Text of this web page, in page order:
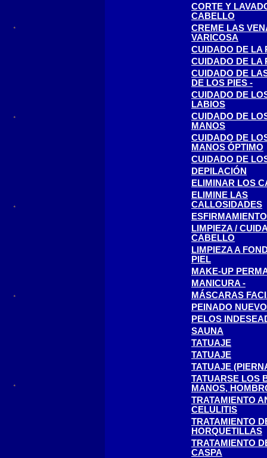
CORTE Y
CABELLO
CREME LAS
VARICOSA
CUIDADO DE LA
CUIDADO DE LA
CUIDADO DE
DE LOS PIES -
CUIDADO DE
LABIOS
CUIDADO DE
MANOS
CUIDADO DE
MANOS ÓPTIMO
CUIDADO DE
DEPILACIÓN
ELIMINAR LOS
ELIMINE LAS
CALLOSIDADES
LIMPIEZA /
CABELLO
LIMPIEZA A
PIEL
MAKE-UP
MANICURA -
MÁSCARAS
PEINADO NUEVO
PELOS
SAUNA
TATUAJE
TATUAJE
TATUAJE
TATUARSE LOS
MANOS,
TRATAMIENTO
CELULITIS
TRATAMIENTO
HORQUETILLAS
TRATAMIENTO
CASPA